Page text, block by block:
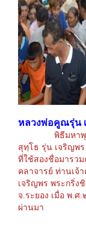
หลวงพ่อคูณรุ่น
พิธีมหาพุทธาเ
สุทฺโธ รุ่น เจริญพ
ที่ใช้สองชื่อมารว
คลาจารย์ ท่านเจ้
เจริญพร พระกริ่ง
จ.ระยอง เมื่อ พ.
ผ่านมา